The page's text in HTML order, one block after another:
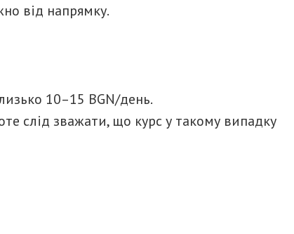
від напрямку.
10–15 BGN/день.
слід зважати, що курс у такому випадку